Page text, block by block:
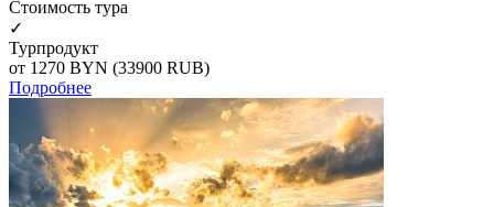
Cтоимость тура
✓
Турпродукт
от 1270 BYN (33900 RUB)
Подробнее